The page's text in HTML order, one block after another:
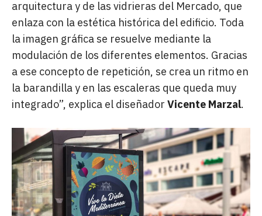
arquitectura y de las vidrieras del Mercado, que
enlaza con la estética histórica del edificio. Toda
la imagen gráfica se resuelve mediante la
modulación de los diferentes elementos. Gracias
a ese concepto de repetición, se crea un ritmo en
la barandilla y en las escaleras que queda muy
integrado”, explica el diseñador Vicente Marzal.